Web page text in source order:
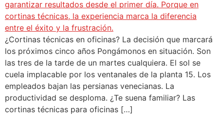
¿Cortinas técnicas en oficinas? La decisión que marcará
los próximos cinco años Pongámonos en situación. Son
las tres de la tarde de un martes cualquiera. El sol se
cuela implacable por los ventanales de la planta 15. Los
empleados bajan las persianas venecianas. La
productividad se desploma. ¿Te suena familiar? Las
cortinas técnicas para oficinas […]